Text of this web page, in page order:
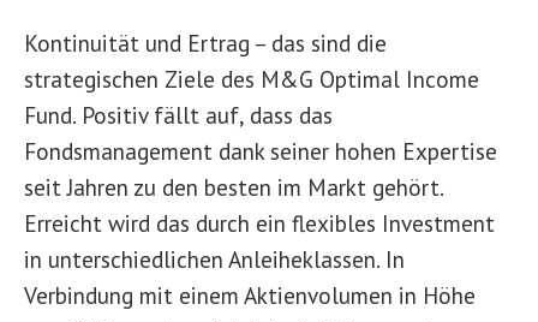
Kontinuität und Ertrag – das sind die
strategischen Ziele des M&G Optimal Income
Fund. Positiv fällt auf, dass das
Fondsmanagement dank seiner hohen Expertise
seit Jahren zu den besten im Markt gehört.
Erreicht wird das durch ein flexibles Investment
in unterschiedlichen Anleiheklassen. In
Verbindung mit einem Aktienvolumen in Höhe